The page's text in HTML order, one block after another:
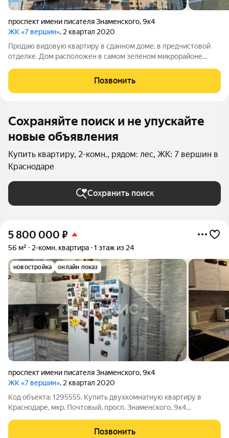
проспект имени писателя Знаменского,9к4
ЖК «7 вершин», 2 квартал 2020
Продаю видовую квартиру в сданном доме, в предчистовой
отделке. Дом расположен в самом зеленом микрорайоне
развязка. Ипотека возможна, обременений нет!
Позвонить
Сохраняйте поиск и не упускайте
новые объявления
Купить квартиру, 2-комн., рядом: лес, ЖК: 7 вершин в
Краснодаре
Сохранить поиск
5 800 000 ₽
56 м² 2-комн. квартира 1 этаж из 24
новостройка онлайн показ
проспект имени писателя Знаменского,9к4
ЖК «7 вершин», 2 квартал 2020
Код объекта: 1295555. Купить двухкомнатную квартиру в
Краснодаре, мкр. Почтовый, просп. Знаменского, 9к4
ремонтом и высоким потолком в современном доме 2022
Позвонить